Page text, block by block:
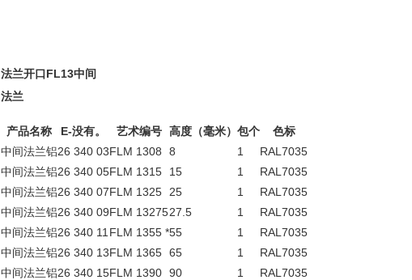
法兰开口FL13中间
法兰
产品名称 E-没有。 艺术编号 高度（毫米） 包个
色标
中间法兰铝26 340 03FLM 1308 8 1
RAL7035
中间法兰铝26 340 05FLM 1315 15 1
RAL7035
中间法兰铝26 340 07FLM 1325 25 1
RAL7035
中间法兰铝26 340 09FLM 1327527.5 1
RAL7035
中间法兰铝26 340 11 FLM 1355 *55 1
RAL7035
中间法兰铝26 340 13FLM 1365 65 1
RAL7035
中间法兰铝26 340 15FLM 1390 90 1
RAL7035